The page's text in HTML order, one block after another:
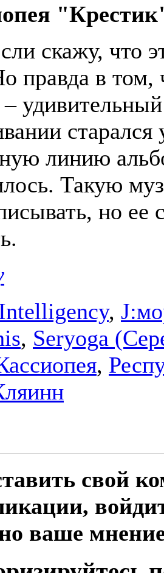
скажу, что
правда в том,
–
старался
линию
Такую
но ее
,
, Seryoga
,
свой
ваше